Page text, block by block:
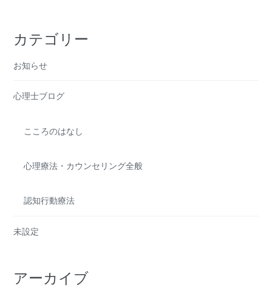
カテゴリー
お知らせ
心理士ブログ
こころのはなし
心理療法・カウンセリング全般
認知行動療法
未設定
アーカイブ